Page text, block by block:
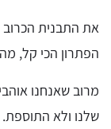
את התבנית הכרוב
הפתרון הכי קל,
מרוב שאנחנו
שלנו ולא התוספת.